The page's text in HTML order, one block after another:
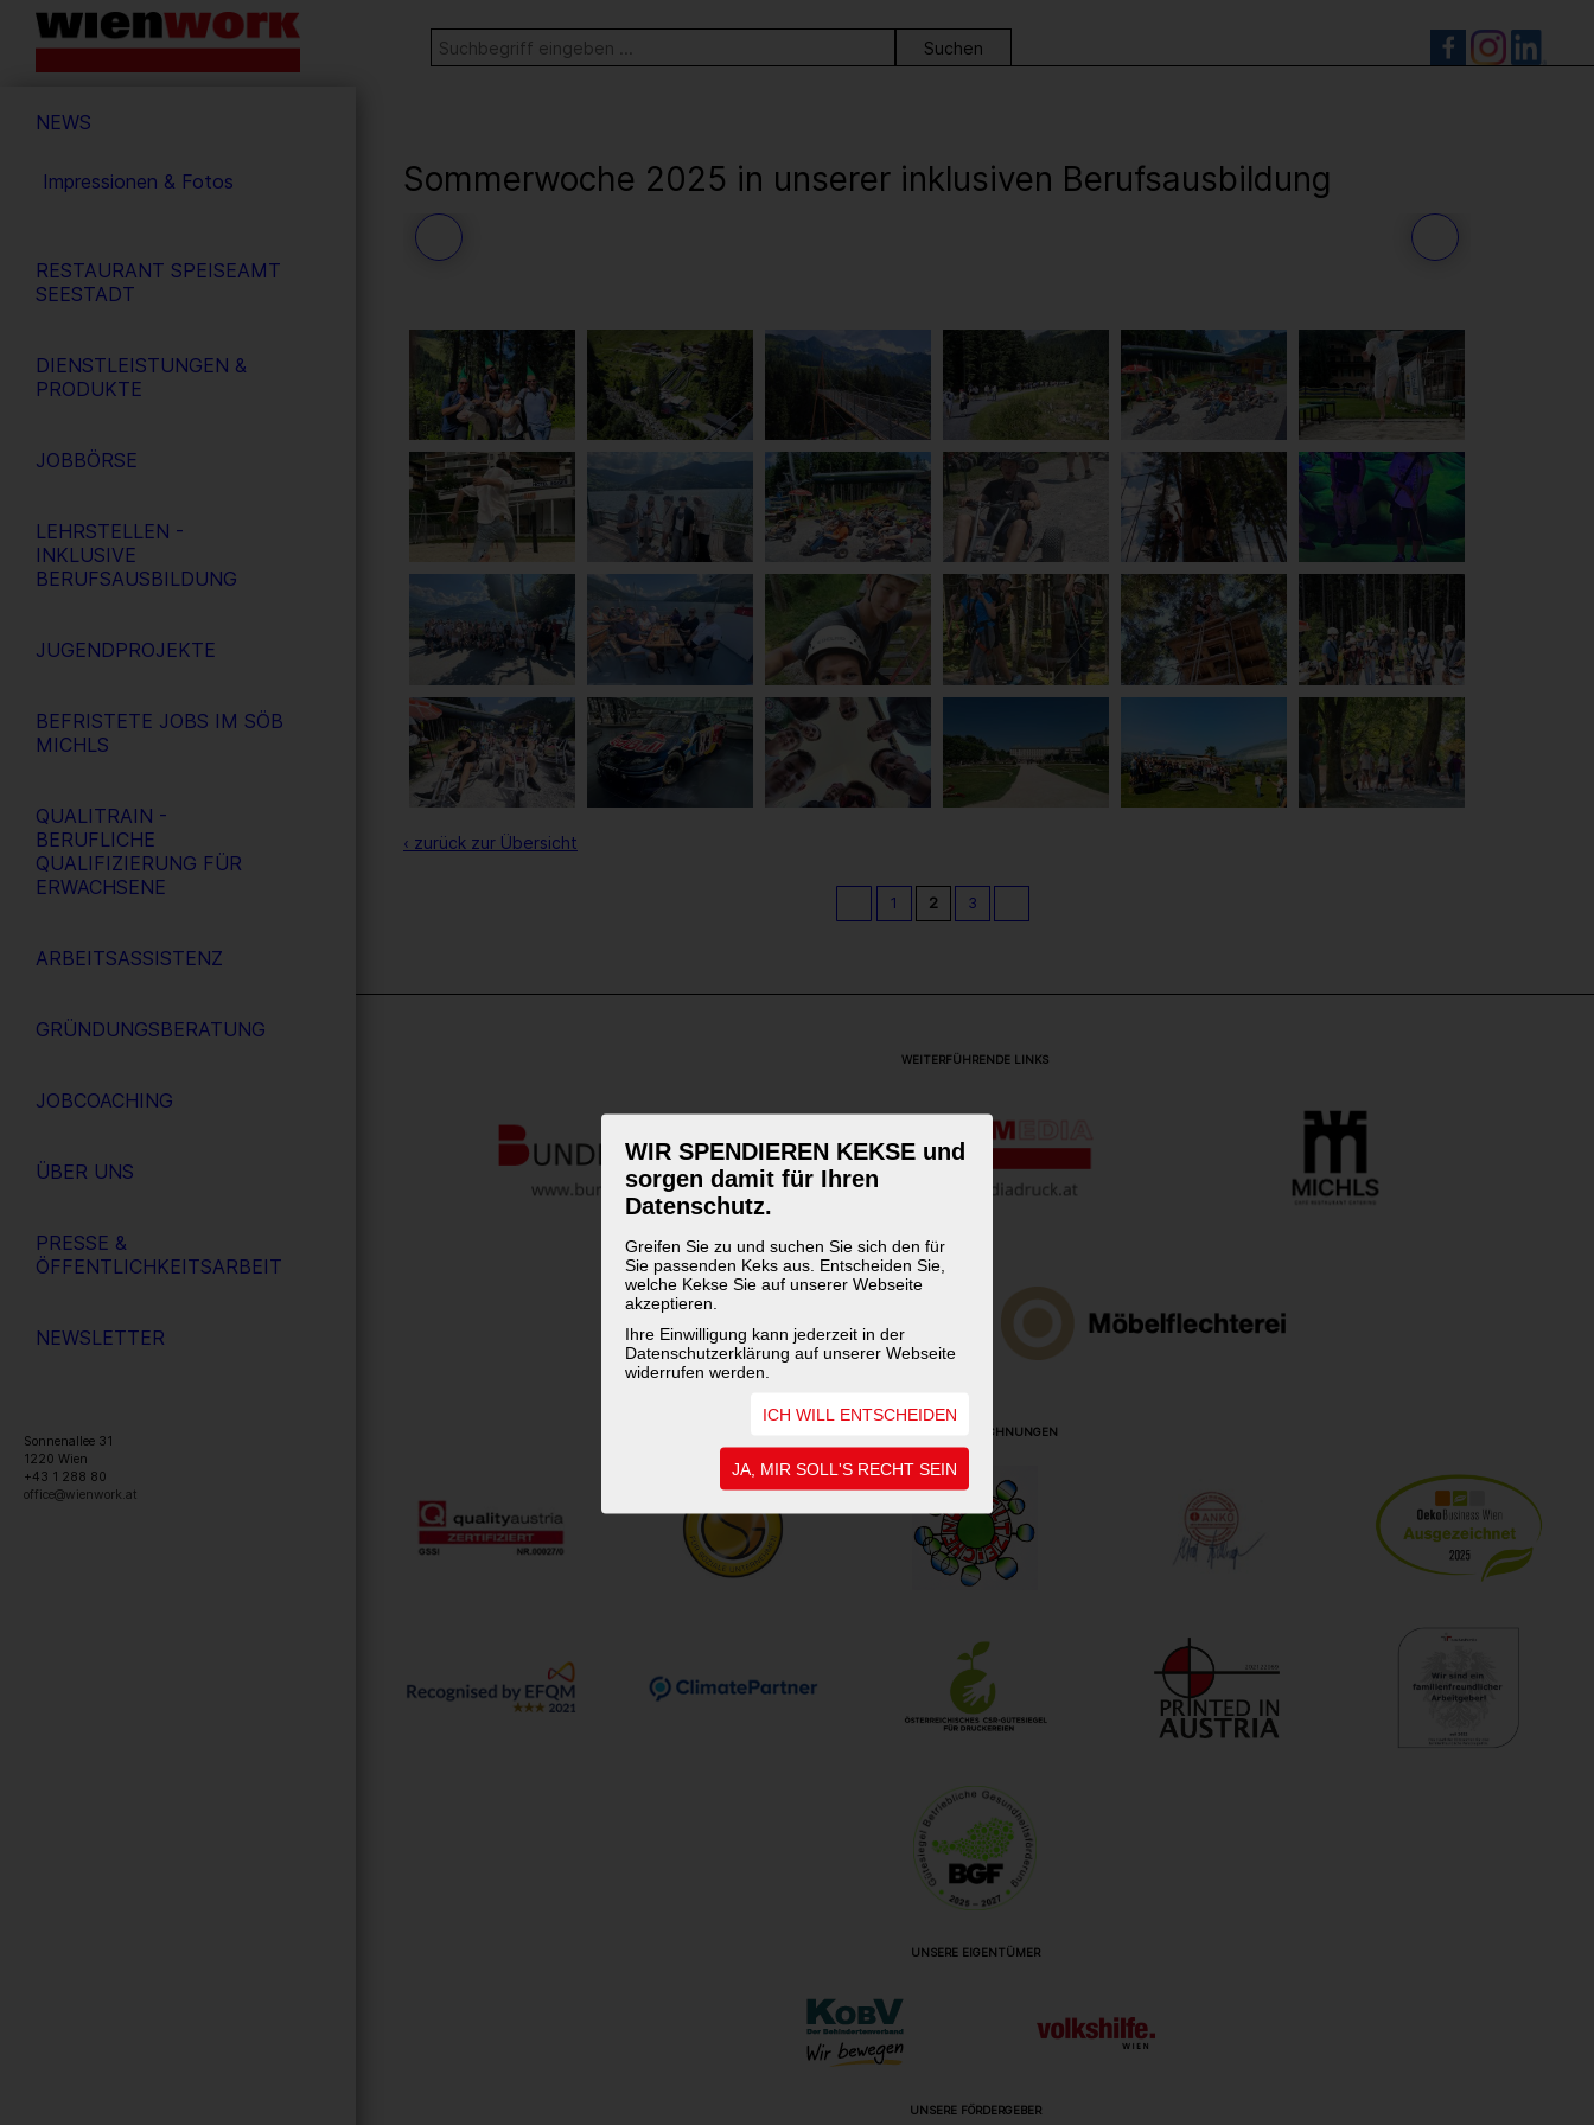
WIR SPENDIEREN KEKSE und
sorgen damit für Ihren
Datenschutz.
Greifen Sie zu und suchen Sie sich den für
Sie passenden Keks aus. Entscheiden Sie,
welche Kekse Sie auf unserer Webseite
akzeptieren.
Ihre Einwilligung kann jederzeit in der
Datenschutzerklärung auf unserer Webseite
widerrufen werden.
ICH WILL ENTSCHEIDEN
JA, MIR SOLL'S RECHT SEIN
Barrierefreie
Bedienung
Webseite
Stichwortsuche
SUCHE
NEWS
Impressionen & Fotos
RESTAURANT SPEISEAMT
SEESTADT
DIENSTLEISTUNGEN &
PRODUKTE
JOBBÖRSE
LEHRSTELLEN -
INKLUSIVE
BERUFSAUSBILDUNG
JUGENDPROJEKTE
BEFRISTETE JOBS IM SÖB
MICHLS
QUALITRAIN -
BERUFLICHE
QUALIFIZIERUNG FÜR
ERWACHSENE
ARBEITSASSISTENZ
GRÜNDUNGSBERATUNG
JOBCOACHING
ÜBER UNS
PRESSE &
ÖFFENTLICHKEITSARBEIT
NEWSLETTER
Sonnenallee 31
1220 Wien
+43 1 288 80
office@wienwork.at
Sommerwoche 2025 in unserer inklusiven Berufsausbildung
35
‹ zurück zur Übersicht
1 2 3
WEITERFÜHRENDE LINKS
UNSERE AUSZEICHNUNGEN
UNSERE EIGENTÜMER
UNSERE FÖRDERGEBER